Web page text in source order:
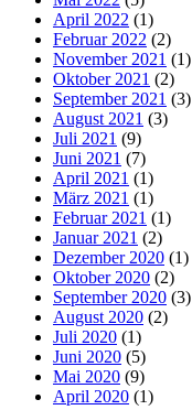
April 2022 (1)
Februar 2022 (2)
November 2021 (1)
Oktober 2021 (2)
September 2021 (3)
August 2021 (3)
Juli 2021 (9)
Juni 2021 (7)
April 2021 (1)
März 2021 (1)
Februar 2021 (1)
Januar 2021 (2)
Dezember 2020 (1)
Oktober 2020 (2)
September 2020 (3)
August 2020 (2)
Juli 2020 (1)
Juni 2020 (5)
Mai 2020 (9)
April 2020 (1)